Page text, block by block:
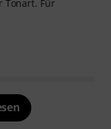
Tonart. Für